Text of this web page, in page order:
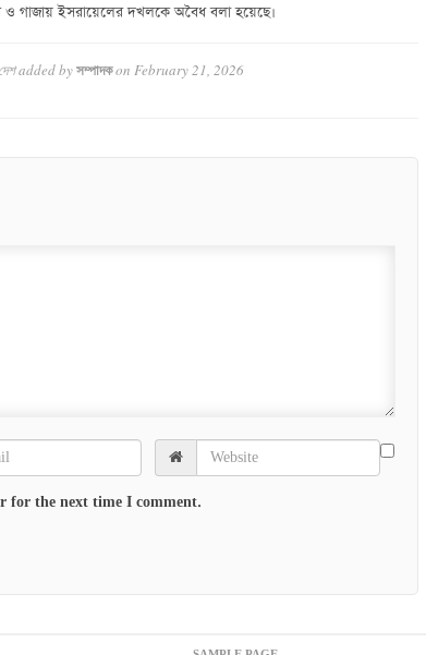
ও গাজায় ইসরায়েলের দখলকে অবৈধ বলা হয়েছে।
added by সম্পাদকon February 21, 2026
for the next time I comment.